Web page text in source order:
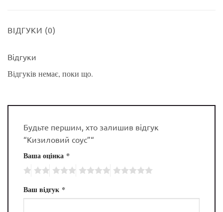
ВІДГУКИ (0)
Відгуки
Відгуків немає, поки що.
Будьте першим, хто залишив відгук
“Кизиловий соус”“
Ваша оцінка *
Ваш відгук *